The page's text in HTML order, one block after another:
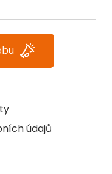
údajů